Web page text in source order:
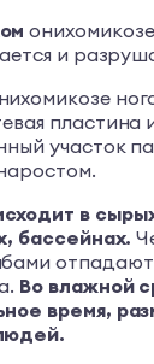
и
пластина
участок
в
бассейнах.
отпадают
Во влажной
время,